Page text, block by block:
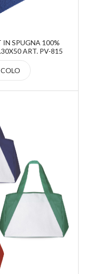
SPUGNA 100%
ART. PV-815